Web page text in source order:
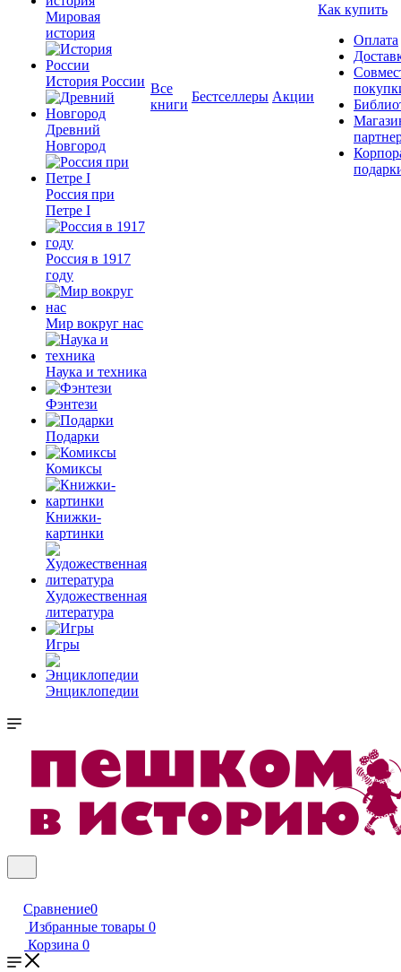
Мировая
история
История России
Древний
Новгород
Россия при
Петре I
Россия в 1917
году
Мир вокруг нас
Наука и техника
Фэнтези
Подарки
Комиксы
Книжки-
картинки
Художественная
литература
Игры
Энциклопедии
Все
книги
Бестселлеры Акции
Как купить
Оплата
Сравнение0
Избранные товары 0
Корзина 0